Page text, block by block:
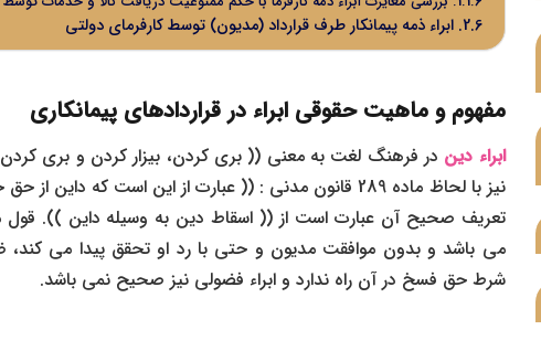
ابراء ذمه پیمانکار طرف قرارداد (مدیون) توسط کارفرمای دولتی
مفهوم و ماهیت حقوقی ابراء در قراردادهای پیمانکاری
ابراء دین در فرهنگ لغت به معنی (( بری کردن، بیزار کردن و بری
نیز با لحاظ ماده 289 قانون مدنی : (( عبارت از این است
تعریف صحیح آن عبارت است از (( اسقاط دین به وسیله داین )). قول
می باشد و بدون موافقت مدیون و حتی با رد او تحقق پیدا می کند،
شرط حق فسخ در آن راه ندارد و ابراء فضولی نیز صحیح نمی باشد.